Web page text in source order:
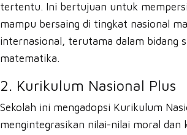
tertentu. Ini bertujuan untuk
mampu bersaing di tingkat nasional
internasional, terutama dalam bidang
matematika.
2. Kurikulum Nasional Plus
Sekolah ini mengadopsi Kurikulum
mengintegrasikan nilai-nilai moral dan